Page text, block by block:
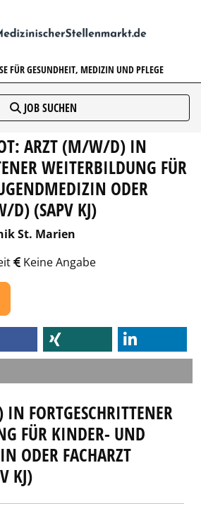
FÜR GESUNDHEIT, MEDIZIN UND PFLEGE
JOB SUCHEN
ARZT (M/W/D) IN
WEITERBILDUNG FÜR
ODER
D) (SAPV KJ)
St. Marien
Keine Angabe
FORTGESCHRITTENER
FÜR KINDER- UND
ODER FACHARZT
KJ)